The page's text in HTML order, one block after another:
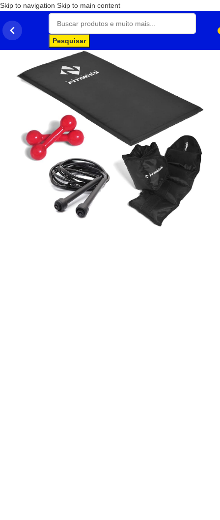
Skip to navigation Skip to main content
Pesquisar